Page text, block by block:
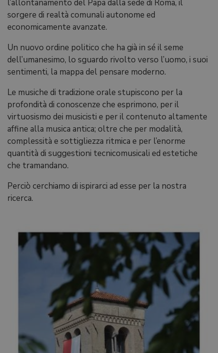
l’allontanamento del Papa dalla sede di Roma, il
sorgere di realtà comunali autonome ed
economicamente avanzate.
Un nuovo ordine politico che ha già in sé il seme
dell’umanesimo, lo sguardo rivolto verso l’uomo, i suoi
sentimenti, la mappa del pensare moderno.
Le musiche di tradizione orale stupiscono per la
profondità di conoscenze che esprimono, per il
virtuosismo dei musicisti e per il contenuto altamente
affine alla musica antica; oltre che per modalità,
complessità e sottigliezza ritmica e per l’enorme
quantità di suggestioni tecnicomusicali ed estetiche
che tramandano.
Perciò cerchiamo di ispirarci ad esse per la nostra
ricerca.